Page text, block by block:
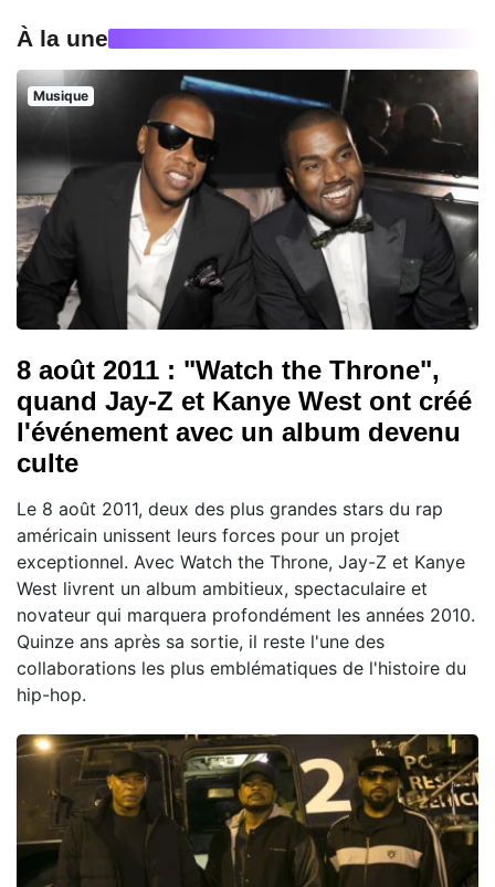
À la une
Musique
8 août 2011 : "Watch the Throne",
quand Jay-Z et Kanye West ont créé
l'événement avec un album devenu
culte
Le 8 août 2011, deux des plus grandes stars du rap
américain unissent leurs forces pour un projet
exceptionnel. Avec Watch the Throne, Jay-Z et Kanye
West livrent un album ambitieux, spectaculaire et
novateur qui marquera profondément les années 2010.
Quinze ans après sa sortie, il reste l'une des
collaborations les plus emblématiques de l'histoire du
hip-hop.